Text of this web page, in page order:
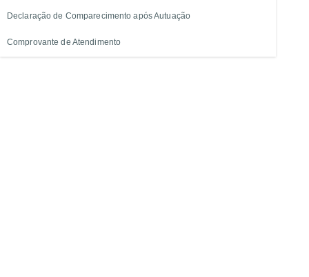
Declaração de Comparecimento após Autuação
Comprovante de Atendimento